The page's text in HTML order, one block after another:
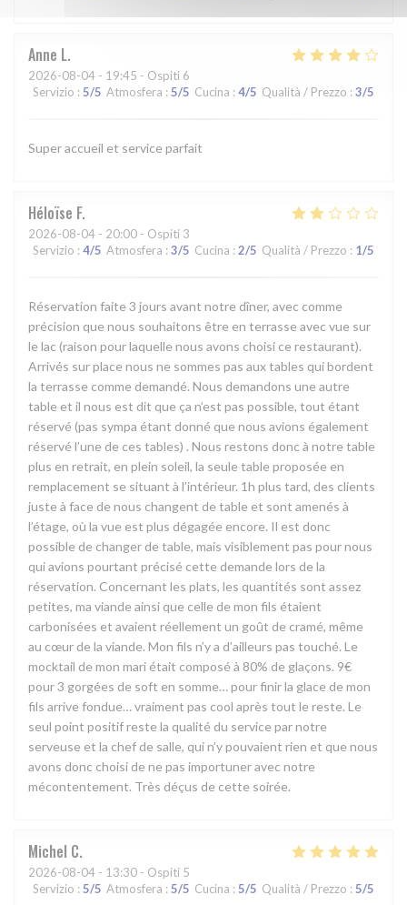
Anne L
2026-08-04 - 19:45 - Ospiti 6
Servizio : 5/5 Atmosfera : 5/5 Cucina :4/5 Qualità / Prezzo : 3/5
Super accueil et service parfait
Héloïse F
2026-08-04 - 20:00 - Ospiti 3
Servizio : 4/5 Atmosfera : 3/5 Cucina : 2/5 Qualità / Prezzo : 1/5
Réservation faite 3 jours avant notre dîner, avec comme
précision que nous souhaitons être en terrasse avec vue sur
le lac (raison pour laquelle nous avons choisi ce restaurant).
Arrivés sur place nous ne sommes pas aux tables qui bordent
la terrasse comme demandé. Nous demandons une autre
table et il nous est dit que ça n’est pas possible, tout étant
réservé (pas sympa étant donné que nous avions également
réservé l’une de ces tables) . Nous restons donc à notre table
plus en retrait, en plein soleil, la seule table proposée en
remplacement se situant à l’intérieur. 1h plus tard, des clients
juste à face de nous changent de table et sont amenés à
l’étage, où la vue est plus dégagée encore. Il est donc
possible de changer de table, mais visiblement pas pour nous
qui avions pourtant précisé cette demande lors de la
réservation. Concernant les plats, les quantités sont assez
petites, ma viande ainsi que celle de mon fils étaient
carbonisées et avaient réellement un goût de cramé, même
au cœur de la viande. Mon fils n’y a d’ailleurs pas touché. Le
mocktail de mon mari était composé à 80% de glaçons. 9€
pour 3 gorgées de soft en somme… pour finir la glace de mon
fils arrive fondue… vraiment pas cool après tout le reste. Le
seul point positif reste la qualité du service par notre
serveuse et la chef de salle, qui n’y pouvaient rien et que nous
avons donc choisi de ne pas importuner avec notre
mécontentement. Très déçus de cette soirée.
Michel C
2026-08-04 - 13:30 - Ospiti 5
Servizio : 5/5 Atmosfera : 5/5 Cucina : 5/5 Qualità / Prezzo : 5/5